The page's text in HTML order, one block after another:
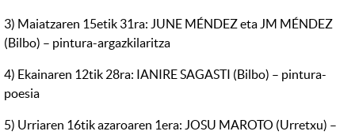
3) Maiatzaren 15etik 31ra: JUNE MÉNDEZ eta JM MÉNDEZ
(Bilbo) – pintura-argazkilaritza
4) Ekainaren 12tik 28ra: IANIRE SAGASTI (Bilbo) – pintura-
poesia
5) Urriaren 16tik azaroaren 1era: JOSU MAROTO (Urretxu) –